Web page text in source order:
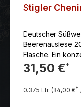
Stigler
Deutscher
Beerenauslese
Flasche. Ein
viel Harmonie
Süße, der
beschwerend wirkt
31,50 €*
0.375 Ltr. (84,00 €*